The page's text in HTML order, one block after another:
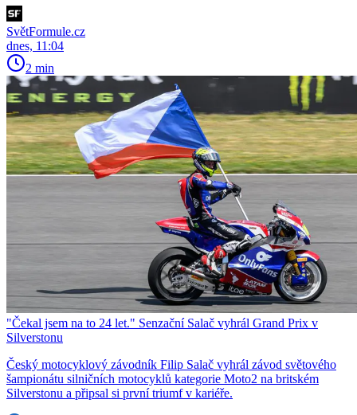
SvětFormule.cz
dnes, 11:04
2 min
"Čekal jsem na to 24 let." Senzační Salač vyhrál Grand Prix v
Silverstonu
Český motocyklový závodník Filip Salač vyhrál závod světového
šampionátu silničních motocyklů kategorie Moto2 na britském
Silverstonu a připsal si první triumf v kariéře.